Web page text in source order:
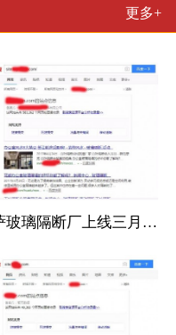
更多+
拉萨玻璃隔断厂上线三月百度收录